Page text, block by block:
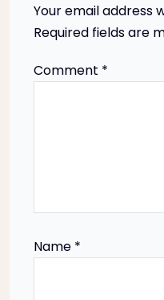
Your email address
Required fields are
Comment *
Name *